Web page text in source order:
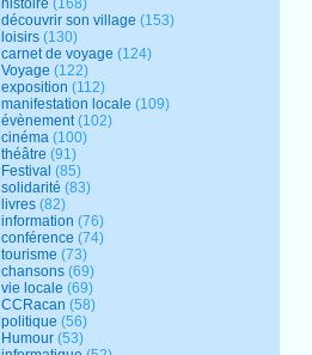
histoire (168)
découvrir son village (153)
loisirs (130)
carnet de voyage (124)
Voyage (122)
exposition (112)
manifestation locale (109)
évènement(102)
cinéma (100)
théâtre (91)
Festival (85)
solidarité (83)
livres (82)
information (76)
conférence (74)
tourisme (73)
chansons (69)
vie locale (69)
CCRacan (58)
politique (56)
Humour (53)